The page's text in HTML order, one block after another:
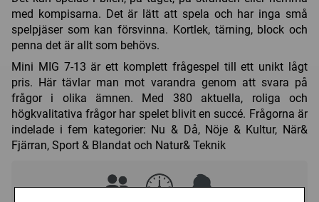
med kompisarna. Det är lätt att spela och har inga små
spelpjäser som kan försvinna. Kortlek, tärning, block och
penna det är allt som behövs.
Mini MIG 7-13 är ett komplett frågespel till ett unikt lågt
pris. Här tävlar man mot varandra genom att svara på
frågor i olika ämnen. Med 380 aktuella, roliga och
högkvalitativa frågor har spelet blivit en succé. Frågorna är
indelade i fem kategorier: Nu & Då, Nöje & Kultur, När&
Fjärran, Sport & Blandat och Natur& Teknik